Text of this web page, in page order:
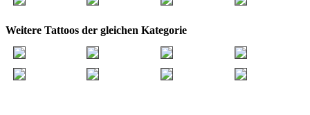
Weitere Tattoos der gleichen Kategorie